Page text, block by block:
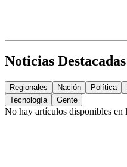
Noticias Destacadas
Regionales Nación Política
Tecnología
Gente
No hay artículos disponibles en